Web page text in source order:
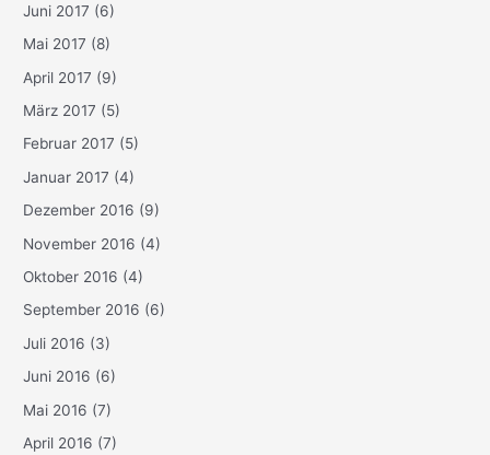
Juni 2017 (6)
Mai 2017 (8)
April 2017 (9)
März 2017 (5)
Februar 2017 (5)
Januar 2017 (4)
Dezember 2016 (9)
November 2016 (4)
Oktober 2016 (4)
September 2016 (6)
Juli 2016 (3)
Juni 2016 (6)
Mai 2016 (7)
April 2016 (7)